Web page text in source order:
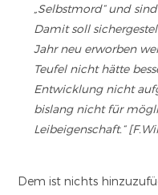
„Selbstmord“ und
Damit soll
Jahr neu erworben
Teufel nicht hätte
Entwicklung nicht
bislang nicht für
Leibeigenschaft.“
Dem ist nichts